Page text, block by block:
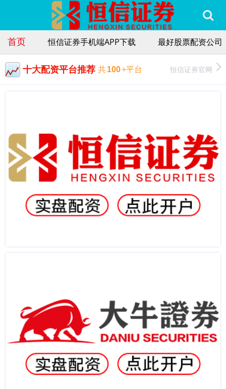
首页 恒信证券手机端APP下载 最好股票配资公司
十大配资平台推荐 共100+平台 恒信证券官网